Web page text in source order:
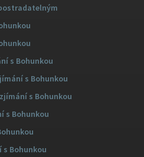
s Bohunkou
s Bohunkou
s Bohunkou
s Bohunkou
s Bohunkou